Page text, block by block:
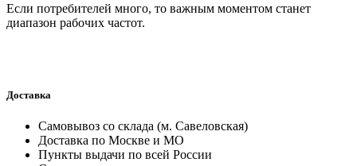
Если потребителей много, то важным моментом станет
диапазон рабочих частот.
Доставка
Самовывоз со склада (м. Савеловская)
Доставка по Москве и МО
Пункты выдачи по всей России